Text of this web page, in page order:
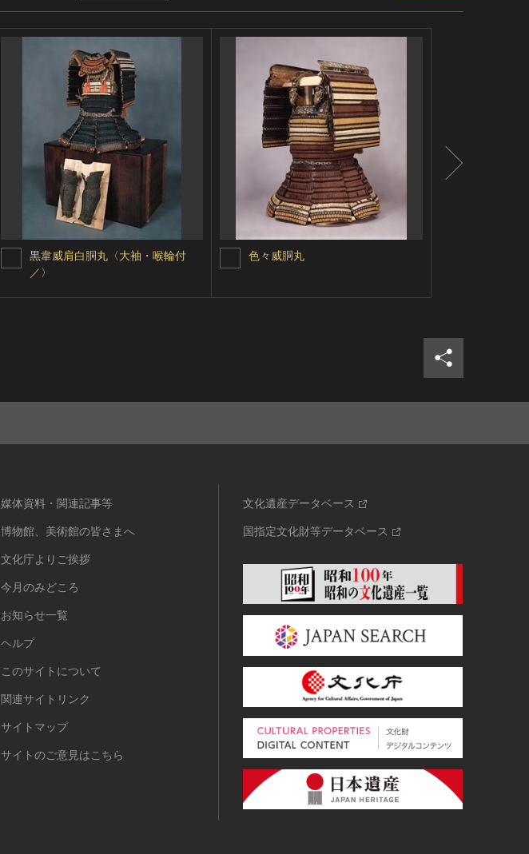
黒韋威肩白胴丸〈大袖・喉輪付
／〉
色々威胴丸
媒体資料・関連記事等
博物館、美術館の皆さまへ
文化庁よりご挨拶
今月のみどころ
お知らせ一覧
ヘルプ
このサイトについて
関連サイトリンク
サイトマップ
サイトのご意見はこちら
文化遺産データベース
国指定文化財等データベース